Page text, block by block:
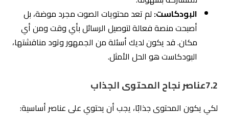
البودكاست: لم تعد محتويات الصوت مجرد موضة، بل
أصبحت منصة فعالة لتوصيل الرسائل بأي وقت ومن أي
مكان. قد يكون لديك أسئلة من الجمهور وتود مناقشتها،
البودكاست هو الحل الأمثل.
7.2عناصر نجاح المحتوى الجذاب
لكي يكون المحتوى جذابًا، يجب أن يحتوي على عناصر أساسية: